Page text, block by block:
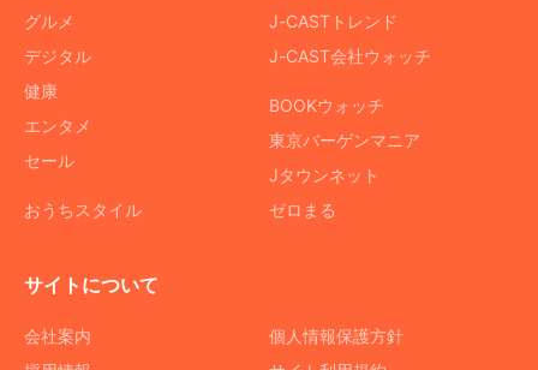
グルメ
デジタル
健康
エンタメ
セール
おうちスタイル
J-CASTトレンド
J-CAST会社ウォッチ
BOOKウォッチ
東京バーゲンマニア
Jタウンネット
ゼロまる
サイトについて
会社案内
個人情報保護方針